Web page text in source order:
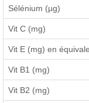
Sélénium (µg)
Vit C (mg)
Vit E (mg) en
Vit B1 (mg)
Vit B2 (mg)